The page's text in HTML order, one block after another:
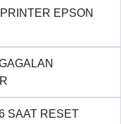
EPSON
SAAT RESET